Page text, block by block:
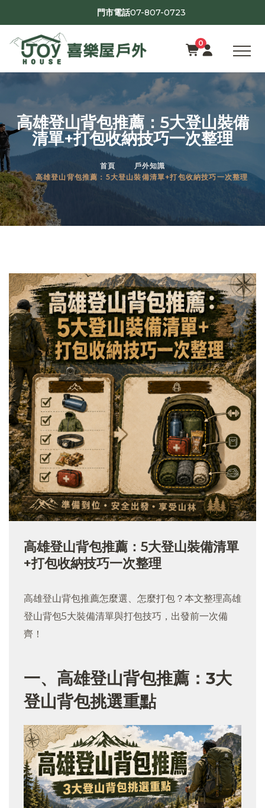
門市電話07-807-0723
0
高雄登山背包推薦：5大登山裝備
清單+打包收納技巧一次整理
首頁
戶外知識
高雄登山背包推薦：5大登山裝備清單+打包收納技巧一次整理
高雄登山背包推薦：5大登山裝備清單
+打包收納技巧一次整理
高雄登山背包推薦怎麼選、怎麼打包？本文整理高雄
登山背包5大裝備清單與打包技巧，出發前一次備
齊！
一、高雄登山背包推薦：3大
登山背包挑選重點